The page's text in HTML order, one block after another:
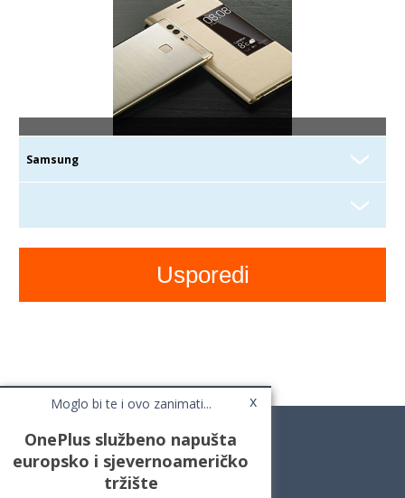
Moglo bi te i ovo zanimati... x
OnePlus službeno napušta
europsko i sjevernoameričko
tržište